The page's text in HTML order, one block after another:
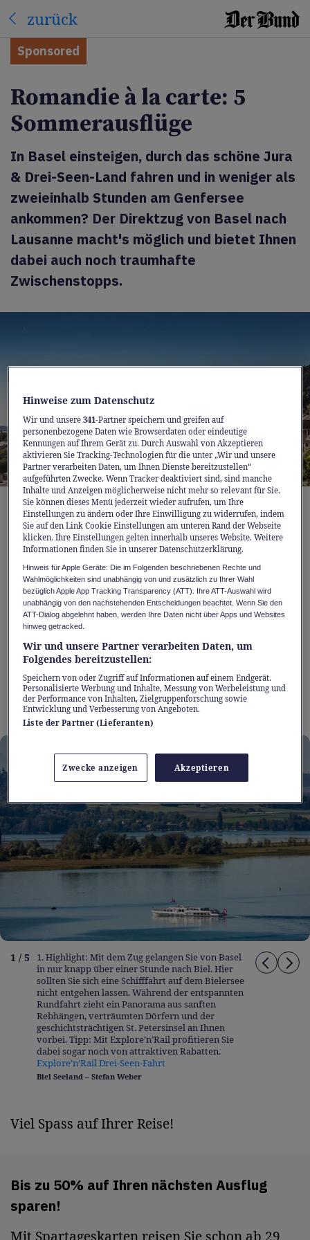
zurück
Sponsored
Romandie à la carte: 5
Sommerausflüge
In Basel einsteigen, durch das schöne Jura
& Drei-Seen-Land fahren und in weniger als
zweieinhalb Stunden am Genfersee
ankommen? Der Direktzug von Basel nach
Lausanne macht's möglich und bietet Ihnen
dabei auch noch traumhafte
Zwischenstopps.
Eine Zugstrecke, 3 Seen, 5 Sommer-
Highlights
Ob eine idyllische Schifffahrt auf dem
Bielersee, herrliche Spaziergänge am
Neuenburgersee oder olympisches Flair am
Genfersee: Der IC51 bringt Sie bequem und
günstig zu den schönsten Seen der Romandie.
Suchen Sie sich einfach aus, worauf Sie am
meisten Lust haben – hier sind fünf Sommer-
Highlights entlang der Strecke.
1 / 5
1. Highlight: Mit dem Zug gelangen Sie von Basel
in nur knapp über einer Stunde nach Biel. Hier
sollten Sie sich eine Schifffahrt auf dem Bielersee
nicht entgehen lassen. Während der entspannten
Rundfahrt zieht ein Panorama aus sanften
Rebhängen, verträumten Dörfern und der
geschichtsträchtigen St. Petersinsel an Ihnen
vorbei. Tipp: Mit Explore’n’Rail profitieren Sie
dabei sogar noch von attraktiven Rabatten.
Explore’n’Rail Drei-Seen-Fahrt
Biel Seeland – Stefan Weber
Viel Spass auf Ihrer Reise!
Bis zu 50% auf Ihren nächsten Ausflug
sparen!
Hinweise zum Datenschutz
Wir und unsere341-Partner speichern und greifen auf
personenbezogene Daten wie Browserdaten oder eindeutige
Kennungen auf Ihrem Gerät zu. Durch Auswahl von Akzeptieren
aktivieren Sie Tracking-Technologien für die unter „Wir und unsere
Partner verarbeiten Daten, um Ihnen Dienste bereitzustellen“
aufgeführten Zwecke. Wenn Tracker deaktiviert sind, sind manche
Inhalte und Anzeigen möglicherweise nicht mehr so relevant für Sie.
Sie können dieses Menü jederzeit wieder aufrufen, um Ihre
Einstellungen zu ändern oder Ihre Einwilligung zu widerrufen, indem
Sie auf den Link Cookie Einstellungen am unteren Rand der Webseite
klicken. Ihre Einstellungen gelten innerhalb unseres Website. Weitere
Informationen finden Sie in unserer Datenschutzerklärung.
Hinweis für Apple Geräte: Die im Folgenden beschriebenen Rechte und
Wahlmöglichkeiten sind unabhängig von und zusätzlich zu Ihrer Wahl
bezüglich Apple App Tracking Transparency (ATT). Ihre ATT-Auswahl wird
unabhängig von den nachstehenden Entscheidungen beachtet. Wenn Sie den
ATT-Dialog abgelehnt haben, werden Ihre Daten nicht über Apps und Websites
hinweg getracked.
Wir und unsere Partner verarbeiten Daten, um
Folgendes bereitzustellen:
Speichern von oder Zugriff auf Informationen auf einem Endgerät.
Personalisierte Werbung und Inhalte, Messung von Werbeleistung und
der Performance von Inhalten, Zielgruppenforschung sowie
Entwicklung und Verbesserung von Angeboten.
Liste der Partner (Lieferanten)
Zwecke anzeigen Akzeptieren